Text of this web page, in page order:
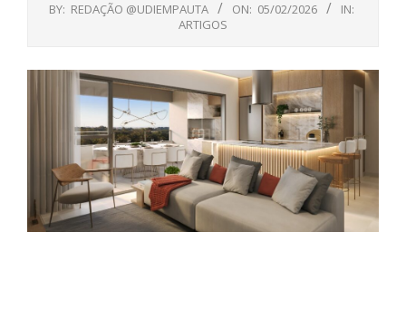
BY: REDAÇÃO @UDIEMPAUTA ON: 05/02/2026
IN:
ARTIGOS